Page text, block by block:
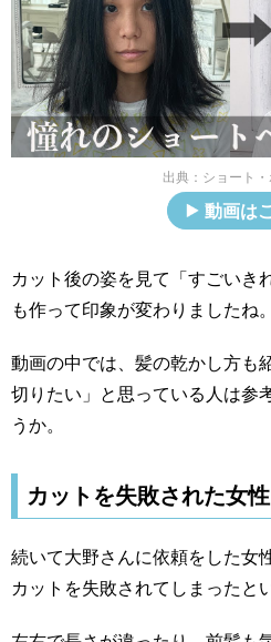
出典： ショート
動画は
カット後の姿を見て「すごいき
も作って印象が変わりましたね。
動画の中では、髪の乾かし方も
切りたい」と思っている人は参
うか。
カットを失敗された女
続いて大野さんに依頼をした女
カットを失敗されてしまったと